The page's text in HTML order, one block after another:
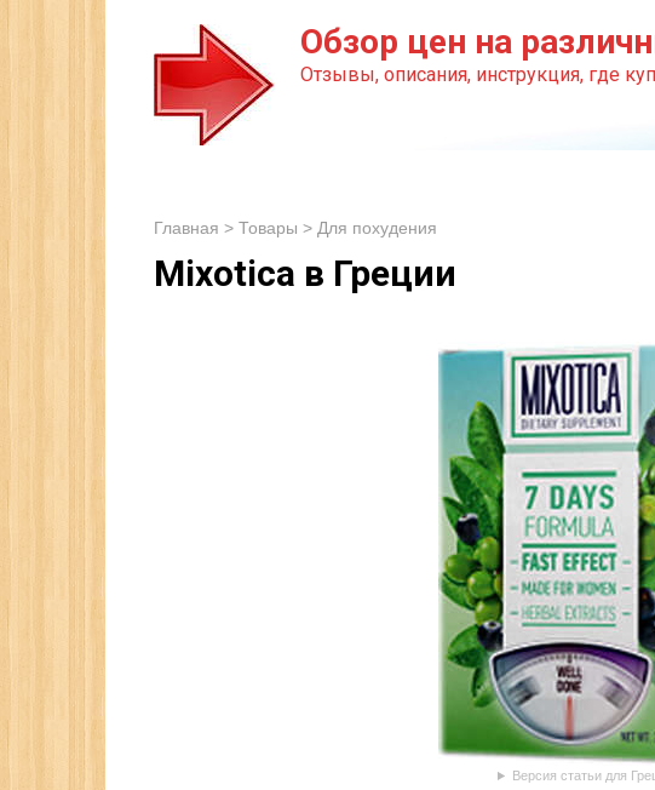
Обзор цен на
Отзывы, описания, инструкция, где
Главная > Товары > Для похудения
Mixotica в Греции
Версия статьи для